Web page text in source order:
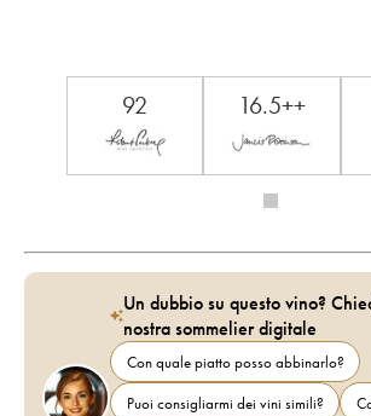
92 16.5++
Un dubbio su questo vino?
nostra sommelier digitale
Con quale piatto posso abbinarlo?
Puoi consigliarmi dei vini simili?